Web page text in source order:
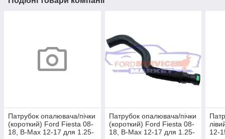
Патрубок опалювача/пічки
(короткий) Ford Fiesta 08-
18, B-Max 12-17 для 1.25-
Патрубок опалювача/пічки
(короткий) Ford Fiesta 08-
18, B-Max 12-17 для 1.25-
12-